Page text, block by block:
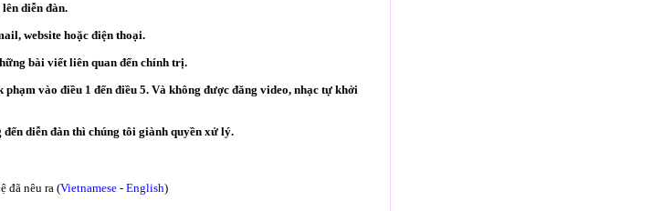
diễn đàn.
website hoặc điện thoại.
bài viết liên quan đến chính trị.
vào điều 1 đến điều 5. Và không được đăng video, nhạc tự khởi
diễn đàn thì chúng tôi giành quyền xử lý.
đã nêu ra (Vietnamese - English)